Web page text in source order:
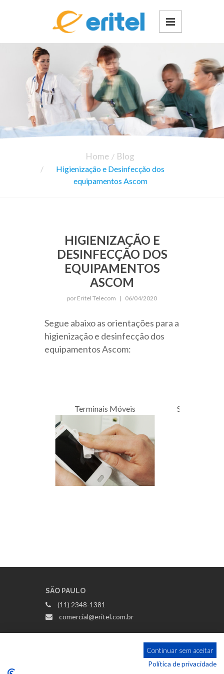
Home Blog
Higienização e Desinfecção dos
equipamentos Ascom
HIGIENIZAÇÃO E
DESINFECÇÃO DOS
EQUIPAMENTOS
ASCOM
por Eritel Telecom | 06/04/2020
Segue abaixo as orientações para a
higienização e desinfecção dos
equipamentos Ascom:
Terminais Móveis Sistema de
SÃO PAULO
(11) 2348-1381
comercial@eritel.com.br
Continuar sem aceitar
Política de privacidade